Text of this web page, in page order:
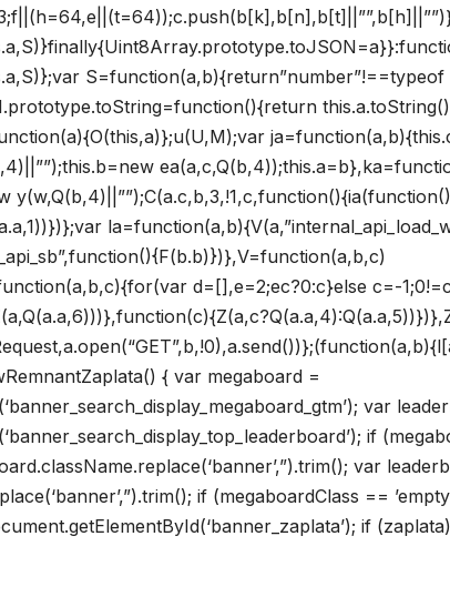
d=[],e=2;ec?0:c}else c=-
{ var megaboard =
var
if
var
if (megaboardClass ==
if